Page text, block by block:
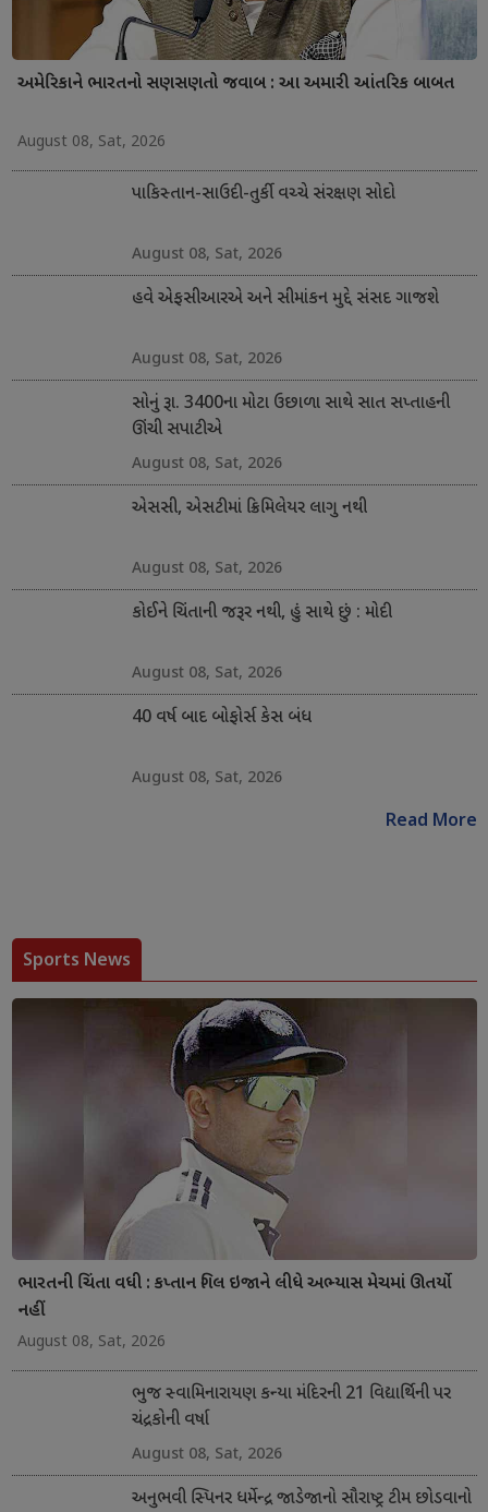
અમેરિકાને ભારતનો સણસણતો જવાબ : આ અમારી આંતરિક બાબત
August 08, Sat, 2026
પાકિસ્તાન-સાઉદી-તુર્કી વચ્ચે સંરક્ષણ સોદો
August 08, Sat, 2026
હવે એફસીઆરએ અને સીમાંકન મુદ્દે સંસદ ગાજશે
August 08, Sat, 2026
સોનું રૂા. 3400ના મોટા ઉછાળા સાથે સાત સપ્તાહની
ઊંચી સપાટીએ
August 08, Sat, 2026
એસસી, એસટીમાં ક્રિમિલેયર લાગુ નથી
August 08, Sat, 2026
કોઈને ચિંતાની જરૂર નથી, હું સાથે છું : મોદી
August 08, Sat, 2026
40 વર્ષ બાદ બોફોર્સ કેસ બંધ
August 08, Sat, 2026
Read More
Sports News
ભારતની ચિંતા વધી : કપ્તાન ગિલ ઇજાને લીધે અભ્યાસ મેચમાં ઊતર્યો
નહીં
August 08, Sat, 2026
ભુજ સ્વામિનારાયણ કન્યા મંદિરની 21 વિદ્યાર્થિની પર
ચંદ્રકોની વર્ષા
August 08, Sat, 2026
અનુભવી સ્પિનર ધર્મેન્દ્ર જાડેજાનો સૌરાષ્ટ્ર ટીમ છોડવાનો